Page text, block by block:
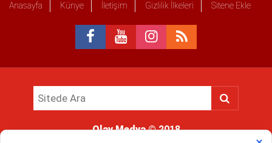
Anasayfa Künye İletişim Gizlilik İlkeleri Sitene Ekle
Olay Medya© 2018